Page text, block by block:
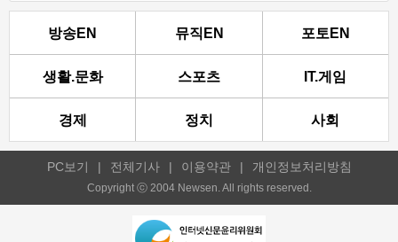
방송EN 뮤직EN 포토EN
생활.문화 스포츠 IT.게임
경제 정치 사회
PC보기 | 전체기사 | 이용약관 | 개인정보처리방침
Copyright ⓒ 2004 Newsen. All rights reserved.